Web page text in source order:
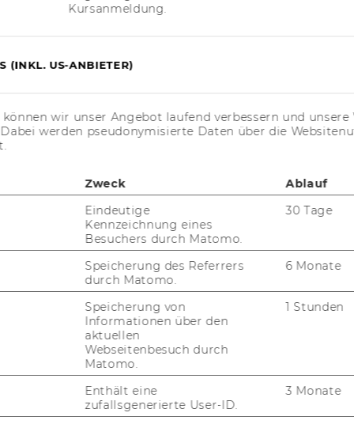
ist bei der Ausübung an Weisungen
Dienst­vor­ge­setz­ten für das Per­so­nal
von zur Ver­fü­gung ste­hen­dem Per­so­
und Stel­len­be­schrei­bun­gen
gemäß in­ter­ner Richt­li­nie
von Dienst­rei­sen· Ver­lan­gen von Arzt­
Wei­ter­bil­dungs­ver­an­stal­tun­gen aus
Kursanmeldung.
(INKL. US-ANBIETER)
wir unser Angebot laufend verbessern und unsere
werden pseudonymisierte Daten über die
Zweck Ablauf
Eindeutige
Kennzeichnung eines
Besuchers durch Matomo.
30 Tage
Speicherung des Referrers
durch Matomo.
6 Monate
Speicherung von
Informationen über den
aktuellen
Webseitenbesuch durch
Matomo.
1 Stunden
Enthält eine
zufallsgenerierte User-ID.
3 Monate